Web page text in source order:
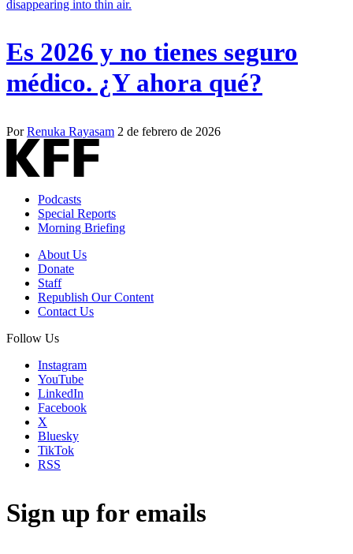
Es 2026 y no tienes seguro
médico. ¿Y ahora qué?
PorRenuka Rayasam 2 de febrero de 2026
Podcasts
Special Reports
Morning Briefing
About Us
Donate
Staff
Republish Our Content
Contact Us
Follow Us
Instagram
YouTube
LinkedIn
Facebook
X
Bluesky
TikTok
RSS
Sign up for emails